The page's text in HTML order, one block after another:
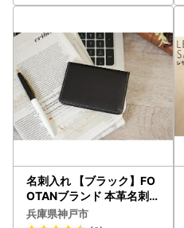
名刺入れ 【ブラック】FO
OTANブランド 本革名刺入
れ
兵庫県神戸市